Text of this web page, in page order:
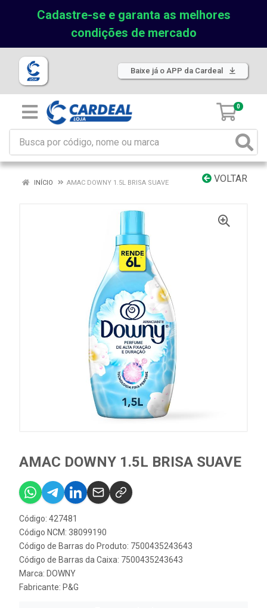
Cadastre-se e garanta as melhores
condições de mercado
Baixe já o APP da Cardeal
0
VOLTAR
INÍCIO AMAC DOWNY 1.5L BRISA SUAVE
AMAC DOWNY 1.5L BRISA SUAVE
Código: 427481
Código NCM: 38099190
Código de Barras do Produto: 7500435243643
Código de Barras da Caixa: 7500435243643
Marca: DOWNY
Fabricante: P&G